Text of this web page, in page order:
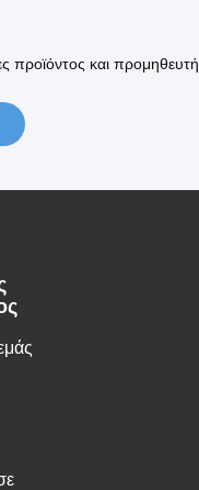
προϊόντος και προμηθευτή.